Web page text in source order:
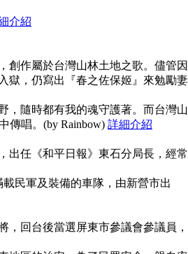
介紹
創作屬於台灣山林土地之歌。儘管因
獄，仍寫出『春之佐保姬』來勉勵妻
，隨時都有我的魂守護著。而台灣山
傳唱。(by Rainbow) 詳細介紹
出任《和平日報》東石分局長，經常
民軍及裝備的車隊，由新營市出
回台後當選屏東市參議會參議員，